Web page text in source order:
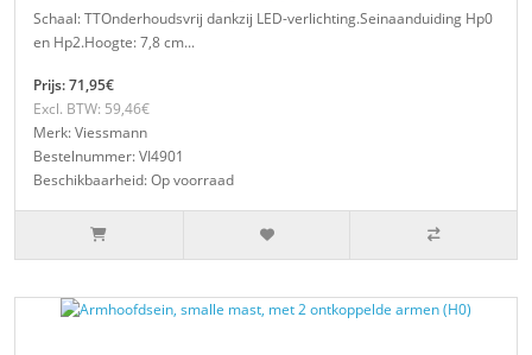
Schaal: TTOnderhoudsvrij dankzij LED-verlichting.Seinaanduiding Hp0
en Hp2.Hoogte: 7,8 cm...
Prijs: 71,95€
Excl. BTW: 59,46€
Merk: Viessmann
Bestelnummer: VI4901
Beschikbaarheid: Op voorraad